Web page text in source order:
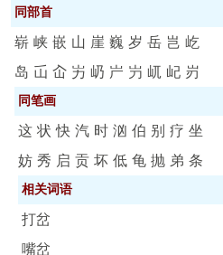
同部首
崭 峡 嵌 山 崖 巍 岁 岳 岂 屹
岛 屲 屳 屴 屷 屵 屶 屼 屺 岃
同笔画
这 状 快 汽 时 汹 伯 别 疗 坐
妨 秀 启 贡 坏 低 龟 抛 弟 条
相关词语
打岔
嘴岔